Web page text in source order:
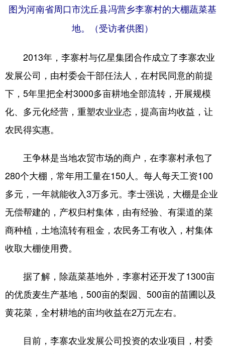
图为河南省周口市沈丘县冯营乡李寨村的大棚蔬菜基
地。（受访者供图）
2013年，李寨村与亿星集团合作成立了李寨农业
发展公司，由村委会干部任法人，在村民同意的前提
下，5年里把全村3000多亩耕地全部流转，开展规模
化、多元化经营，重塑农业业态，提高亩均收益，让
农民得实惠。
王争林是当地农贸市场的商户，在李寨村承包了
280个大棚，常年用工量在150人。每人每天工资100
多元，一年就能收入3万多元。李士强说，大棚是企业
无偿帮建的，产权归村集体，由有经验、有渠道的菜
商种植，土地流转有租金，农民务工有收入，村集体
收取大棚使用费。
据了解，除蔬菜基地外，李寨村还开发了1300亩
的优质麦生产基地，500亩的梨园、500亩的苗圃以及
黄花菜，全村耕地的亩均收益在2万元左右。
目前，李寨农业发展公司投资的农业项目，村委